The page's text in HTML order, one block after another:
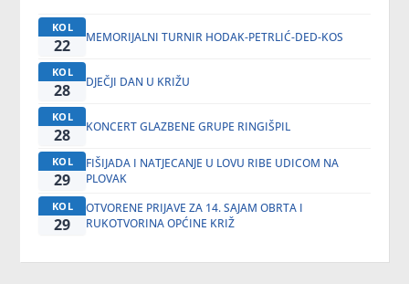
KOL
22 MEMORIJALNI TURNIR HODAK-PETRLIĆ-DED-KOS
KOL
28 DJEČJI DAN U KRIŽU
KOL
28 KONCERT GLAZBENE GRUPE RINGIŠPIL
KOL
29
FIŠIJADA I NATJECANJE U LOVU RIBE UDICOM NA
PLOVAK
KOL
29
OTVORENE PRIJAVE ZA 14. SAJAM OBRTA I
RUKOTVORINA OPĆINE KRIŽ